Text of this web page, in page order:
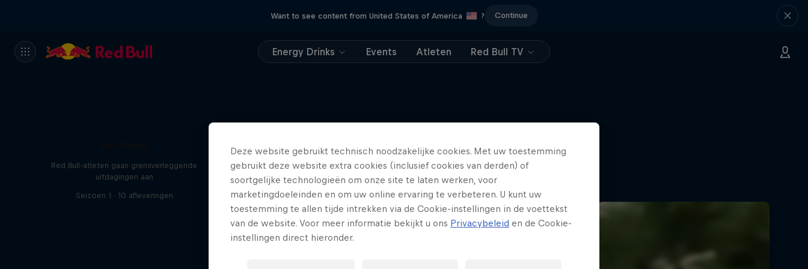
Want to see content from United States of America ? Continue
Energy Drinks Events Atleten Red Bull TV
Meer van dit
Red Bull-atleten gaan grensverleggende
uitdagingen aan
Seizoen 1 · 10 afleveringen
Deze website gebruikt technisch noodzakelijke cookies. Met uw toestemming
gebruikt deze website extra cookies (inclusief cookies van derden) of
soortgelijke technologieën om onze site te laten werken, voor
marketingdoeleinden en om uw online ervaring te verbeteren. U kunt uw
toestemming te allen tijde intrekken via de Cookie-instellingen in de voettekst
van de website. Voor meer informatie bekijkt u ons Privacybeleid en de Cookie-
instellingen direct hieronder.